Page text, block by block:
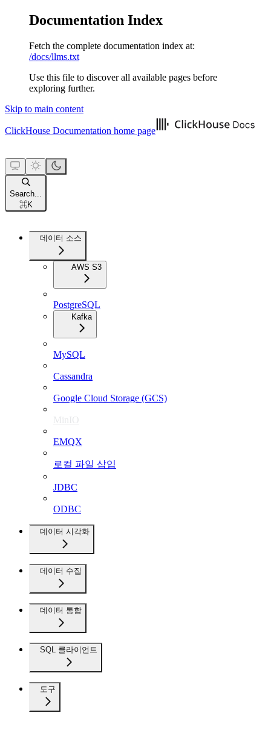
Documentation Index
Fetch the complete documentation index at:
/docs/llms.txt
Use this file to discover all available pages before
exploring further.
Skip to main content
ClickHouse Documentation home page
Search...
⌘K
데이터 소스
AWS S3
PostgreSQL
Kafka
MySQL
Cassandra
Google Cloud Storage (GCS)
MinIO
EMQX
로컬 파일 삽입
JDBC
ODBC
데이터 시각화
데이터 수집
데이터 통합
SQL 클라이언트
도구